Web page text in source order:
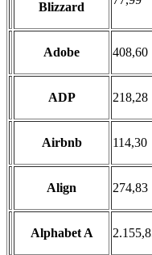
Blizzard
Adobe 408,60
ADP 218,28
Airbnb 114,30
Align 274,83
Alphabet A